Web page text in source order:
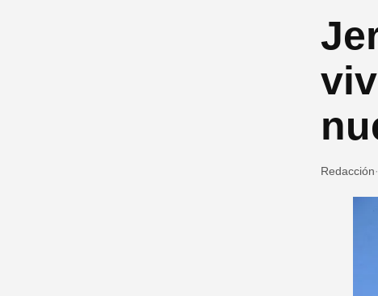
Redacción